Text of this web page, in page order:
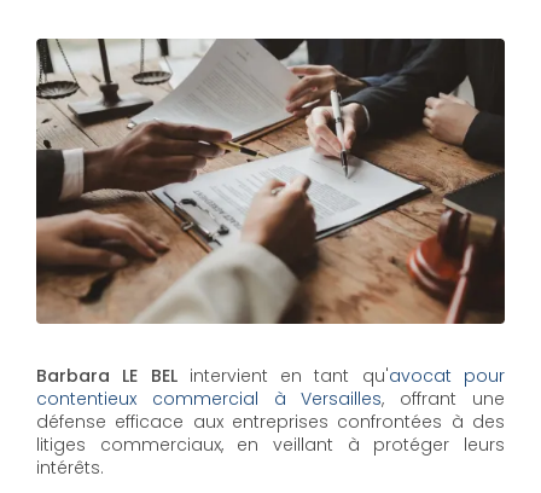
Barbara LE BELintervient en tant qu'avocat pour
contentieux commercial à Versailles, offrant une
défense efficace aux entreprises confrontées à des
litiges commerciaux, en veillant à protéger leurs
intérêts.